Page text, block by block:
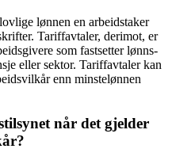
lønnen en arbeidstaker
Tariffavtaler, derimot, er
som fastsetter lønns-
eller sektor. Tariffavtaler kan
enn minstelønnen
når det gjelder